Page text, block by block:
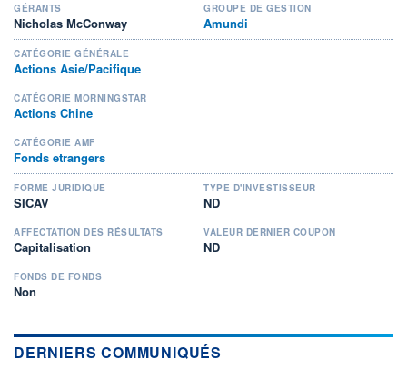
GÉRANTS
Nicholas McConway
GROUPE DE GESTION
Amundi
CATÉGORIE GÉNÉRALE
Actions Asie/Pacifique
CATÉGORIE MORNINGSTAR
Actions Chine
CATÉGORIE AMF
Fonds etrangers
FORME JURIDIQUE
SICAV
TYPE D'INVESTISSEUR
ND
AFFECTATION DES RÉSULTATS
Capitalisation
VALEUR DERNIER COUPON
ND
FONDS DE FONDS
Non
DERNIERS COMMUNIQUÉS